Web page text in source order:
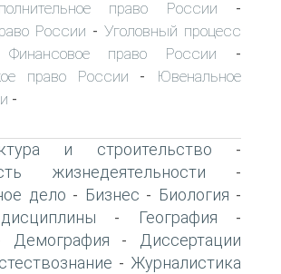
право России -
России - Уголовный процесс
Финансовое право России -
право России -
Ювенальное
-
и строительство -
жизнедеятельности -
дело - Бизнес - Биология -
- География -
Демография -
Диссертации
- Журналистика